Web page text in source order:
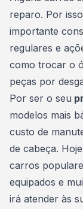
reparo. Por
importante
regulares e
como trocar o
peças por
Por ser o seu
modelos mais
custo de
de cabeça.
carros
equipados e
irá atender às